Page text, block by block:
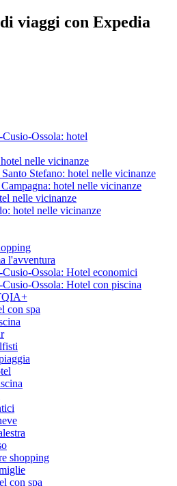
viaggi con Expedia
Ossola: hotel
nelle vicinanze
Stefano: hotel nelle vicinanze
hotel nelle vicinanze
nelle vicinanze
hotel nelle vicinanze
l'avventura
Ossola: Hotel economici
Ossola: Hotel con piscina
con spa
shopping
con spa